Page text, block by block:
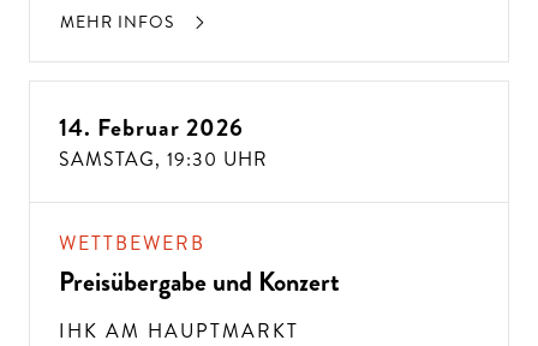
MEHR INFOS
14. Februar 2026
SAMSTAG, 19:30 UHR
WETTBEWERB
Preisübergabe und Konzert
IHK AM HAUPTMARKT